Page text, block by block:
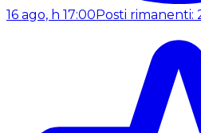
16 ago, h 17:00 Posti rimanenti: